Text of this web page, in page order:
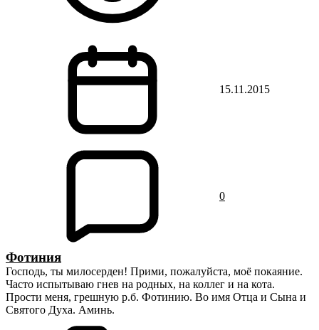
15.11.2015
0
Фотиния
Господь, ты милосерден! Прими, пожалуйста, моё покаяние.
Часто испытываю гнев на родных, на коллег и на кота.
Прости меня, грешную р.б. Фотинию. Во имя Отца и Сына и
Святого Духа. Аминь.